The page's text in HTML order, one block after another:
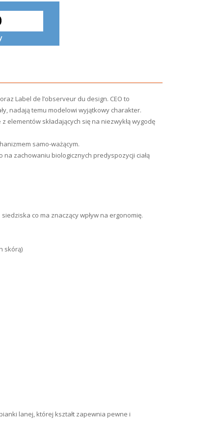
Label de l’observeur du design. CEO to
nadają temu modelowi wyjątkowy charakter.
składających się na niezwykłą wygodę
samo-ważącym.
zachowaniu biologicznych predyspozycji ciałą
co ma znaczący wpływ na ergonomię.
skórą)
lanej, której kształt zapewnia pewne i